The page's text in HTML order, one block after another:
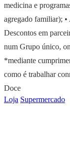
medicina e
agregado familiar);
Descontos em
num Grupo único,
*mediante
como é trabalhar
Doce
Loja Supermercado